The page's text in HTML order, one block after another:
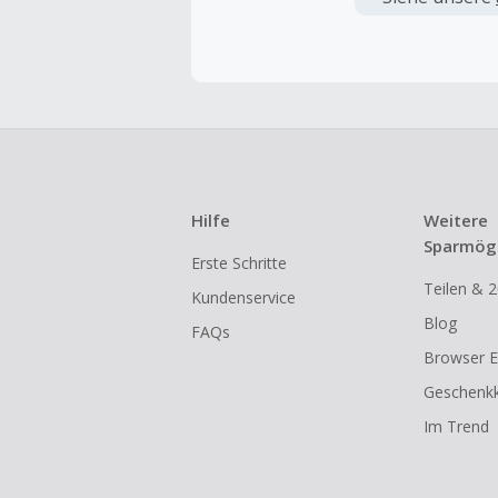
Händlern
gestartet
Hilfe
Erste Schritte
Kundenservice
FAQs
Weitere
Teilen &
Blog
Browser
Im Trend